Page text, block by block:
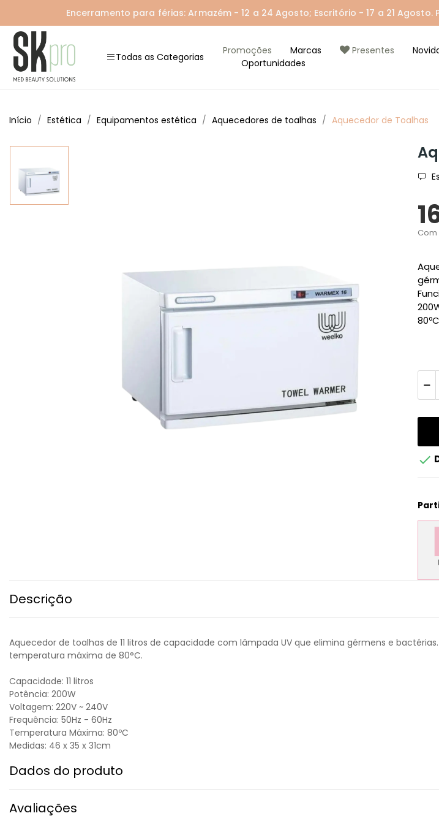
Encerramento para férias: Armazém - 12 a 24 Agosto; Escritório - 17 a 21
Todas as Categorias
Promoções Marcas Presentes
Oportunidades
Início Estética Equipamentos estética Aquecedores de toalhas Aquecedor de Toalhas
Com

Descrição
Aquecedor de toalhas de 11 litros de capacidade com lâmpada UV que elimina gérmens e
temperatura máxima de 80°C.
Capacidade: 11 litros
Potência: 200W
Voltagem: 220V ~ 240V
Frequência: 50Hz - 60Hz
Temperatura Máxima: 80ºC
Medidas: 46 x 35 x 31cm
Dados do produto
Avaliações